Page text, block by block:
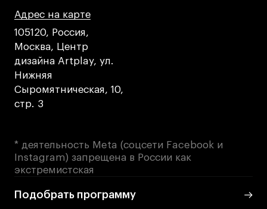
Адрес на карте
Адрес на карте
Адрес на карте
105120, Россия,
Москва, Центр
дизайна Artplay, ул.
Нижняя
Сыромятническая, 10,
стр. 3
* деятельность Meta (соцсети Facebook и
Instagram) запрещена в России как
экстремистская
Подобрать программу